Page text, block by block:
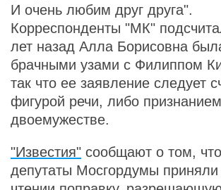
И очень любим друг друга".
Корреспонденты "МК"
лет назад Алла Борисовна
брачными узами с Филиппом
так что ее заявление следует
фигурой речи, либо
двоемужестве.
"Известия" сообщают о том,
депутаты Мосгордумы